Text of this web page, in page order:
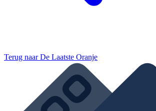
Terug naarDe Laatste Oranje